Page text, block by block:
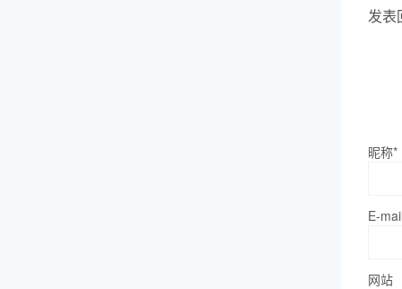
发表
昵称*
E-
网站